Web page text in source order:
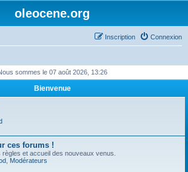
oleocene.org
Connexion
Inscription
sommes le 07 août 2026, 13:26
Bienvenue
ces forums !
règles et accueil des nouveaux venus.
Modérateurs